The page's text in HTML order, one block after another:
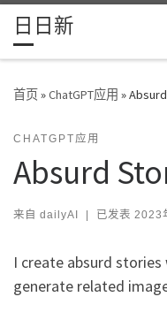
Skip to content
日日新
首页»ChatGPT应用 »
CHATGPT应用
Absurd
来自 dailyAI | 已发表 2023
I create absurd
generate related